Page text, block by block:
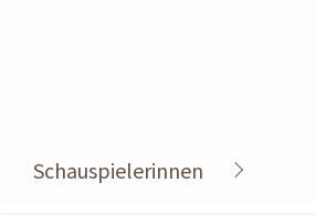
Schauspielerinnen